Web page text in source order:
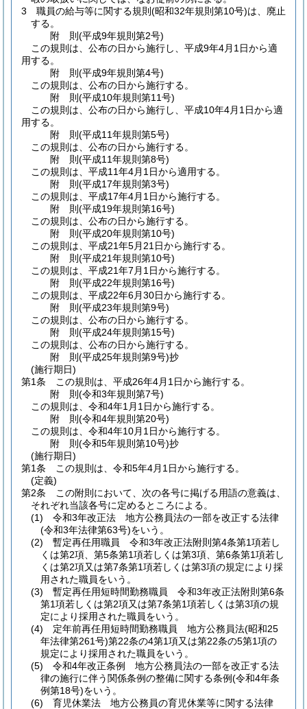
3
職員の給与等に関する規則 (昭和32年規則第10号)は、廃止
する。
附 則(平成9年規則第2号)
この規則は、公布の日から施行し、平成9年4月1日から適
用する。
附 則(平成9年規則第4号)
この規則は、公布の日から施行する。
附 則(平成10年規則第11号)
この規則は、公布の日から施行し、平成10年4月1日から適
用する。
附 則(平成11年規則第5号)
この規則は、公布の日から施行する。
附 則(平成11年規則第8号)
この規則は、平成11年4月1日から適用する。
附 則(平成17年規則第3号)
この規則は、平成17年4月1日から施行する。
附 則(平成19年規則第16号)
この規則は、公布の日から施行する。
附 則(平成20年規則第10号)
この規則は、平成21年5月21日から施行する。
附 則(平成21年規則第10号)
この規則は、平成21年7月1日から施行する。
附 則(平成22年規則第16号)
この規則は、平成22年6月30日から施行する。
附 則(平成23年規則第9号)
この規則は、公布の日から施行する。
附 則(平成24年規則第15号)
この規則は、公布の日から施行する。
附 則(平成25年規則第9号)抄
(施行期日)
第1条
この規則は、平成26年4月1日から施行する。
附 則(令和3年規則第7号)
この規則は、令和4年1月1日から施行する。
附 則(令和4年規則第20号)
この規則は、令和4年10月1日から施行する。
附 則(令和5年規則第10号)抄
(施行期日)
第1条
この規則は、令和5年4月1日から施行する。
(定義)
第2条
この附則において、次の各号に掲げる用語の意義は、
それぞれ当該各号に定めるところによる。
(1)
令和3年改正法 地方公務員法の一部を改正する法律
(令和3年法律第63号)をいう。
(2)
暫定再任用職員 令和3年改正法附則第4条第1項若し
くは第2項、第5条第1項若しくは第3項、第6条第1項若し
くは第2項又は第7条第1項若しくは第3項の規定により採
用された職員をいう。
(3)
暫定再任用短時間勤務職員 令和3年改正法附則第6条
第1項若しくは第2項又は第7条第1項若しくは第3項の規
定により採用された職員をいう。
(4)
定年前再任用短時間勤務職員 地方公務員法(昭和25
年法律第261号)第22条の4第1項又は第22条の5第1項の
規定により採用された職員をいう。
(5)
令和4年改正条例 地方公務員法の一部を改正する法
律の施行に伴う関係条例の整備に関する条例(令和4年条
例第18号)をいう。
(6)
育児休業法 地方公務員の育児休業等に関する法律